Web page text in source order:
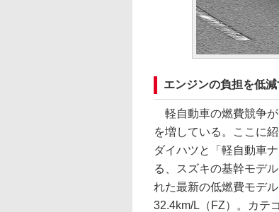
エンジンの負担を低
軽自動車の燃費競争
を増している。ここに
ダイハツと「軽自動車
る、スズキの基幹モデ
れた最新の低燃費モデ
32.4km/L（FZ）。カテ